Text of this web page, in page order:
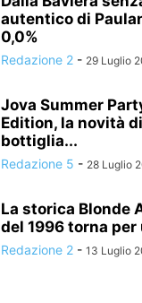
autentico di
0,0%
Redazione 2 - 29 Luglio
Jova Summer
Edition, la novità
bottiglia...
Redazione 5 - 28 Luglio
La storica Blonde
del 1996 torna per
Redazione 2 - 13 Luglio